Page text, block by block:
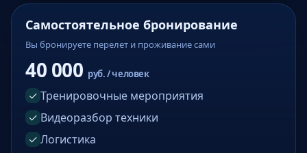
Самостоятельное бронирование
Вы бронируете перелет и проживание сами
40 000 руб. / человек
✓ Тренировочные мероприятия
✓ Видеоразбор техники
✓ Логистика